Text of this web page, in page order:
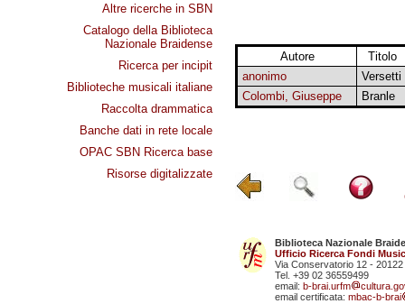
Altre ricerche in SBN
Catalogo della Biblioteca
Nazionale Braidense
Ricerca per incipit
Biblioteche musicali italiane
Raccolta drammatica
Banche dati in rete locale
OPAC SBN Ricerca base
Risorse digitalizzate
Autore
Titolo
anonimo
Versetti
Colombi, Giuseppe
Branle
Biblioteca Nazionale
Ufficio Ricerca Fondi
Via Conservatorio 12 - 20122
Tel. +39 02 36559499
email: b-brai.urfm
email certificata: mbac-b-brai